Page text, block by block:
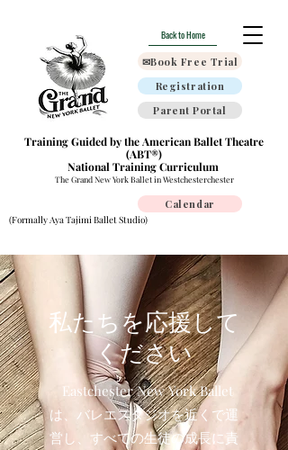
Back to Home
✉Book Free Trial
Registration
Parent Portal
Training Guided by the American Ballet Theatre
(ABT®)
National Training Curriculum
The Grand New York Ballet in Westchesterchester
Calendar
(Formally Aya Tajimi Ballet Studio)
私たちを応援して
ください
Eastchester New York Ballet
は、バレエスタジオを近くで運
営し、すべての生徒の成長に責